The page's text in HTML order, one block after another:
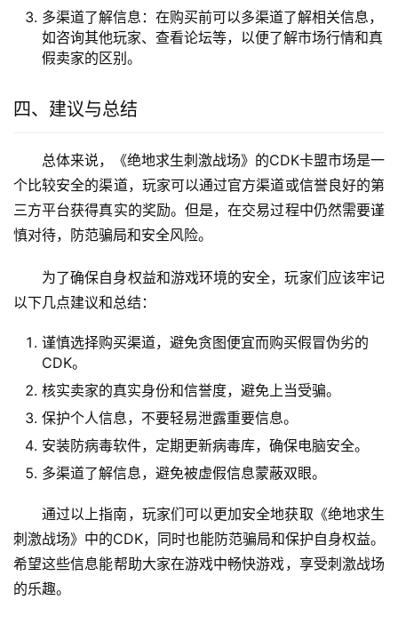
三、应对风险措施
安装防病毒软件：为了防止病毒和木马攻击，建议安装
可靠的防病毒软件，定期更新病毒库，确保电脑安全。
定期更换密码：为了防止账号被盗取，建议定期更换密
码，并使用复杂且独特的密码。
多渠道了解信息：在购买前可以多渠道了解相关信息，
如咨询其他玩家、查看论坛等，以便了解市场行情和真
假卖家的区别。
四、建议与总结
总体来说，《绝地求生刺激战场》的CDK卡盟市场是一
个比较安全的渠道，玩家可以通过官方渠道或信誉良好的第
三方平台获得真实的奖励。但是，在交易过程中仍然需要谨
慎对待，防范骗局和安全风险。
为了确保自身权益和游戏环境的安全，玩家们应该牢记
以下几点建议和总结：
谨慎选择购买渠道，避免贪图便宜而购买假冒伪劣的
CDK。
核实卖家的真实身份和信誉度，避免上当受骗。
保护个人信息，不要轻易泄露重要信息。